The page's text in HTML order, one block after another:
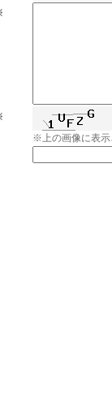
※上の画像に表示